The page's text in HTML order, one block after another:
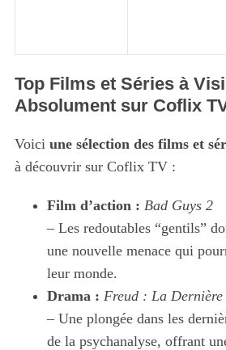
Top Films et Séries à
Absolument sur Coflix
Voici une sélection des films et
à découvrir sur Coflix TV :
Film d’action : Bad Guys 2
– Les redoutables “gentils”
une nouvelle menace qui
leur monde.
Drama : Freud : La Dernière
– Une plongée dans les
de la psychanalyse, offrant